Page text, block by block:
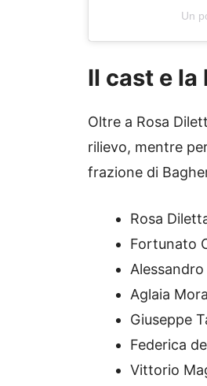
Un
Il cast e
Oltre a Rosa
rilievo, mentre
frazione di
Rosa
Fortunato
Alessandro
Aglaia
Giuseppe
Federica
Vittorio